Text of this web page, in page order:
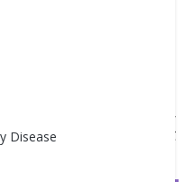
Disease
RD
實踐，是一種將注意力
通過將你的注意力固定
，它培養了更高的正念